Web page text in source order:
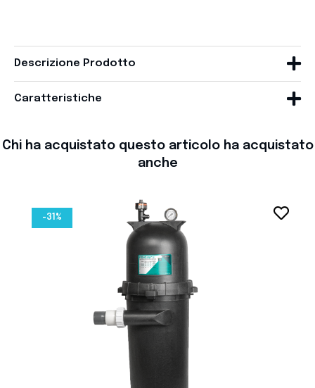
Descrizione Prodotto
Caratteristiche
Chi ha acquistato questo articolo ha acquistato
anche
favorite_border
-31%